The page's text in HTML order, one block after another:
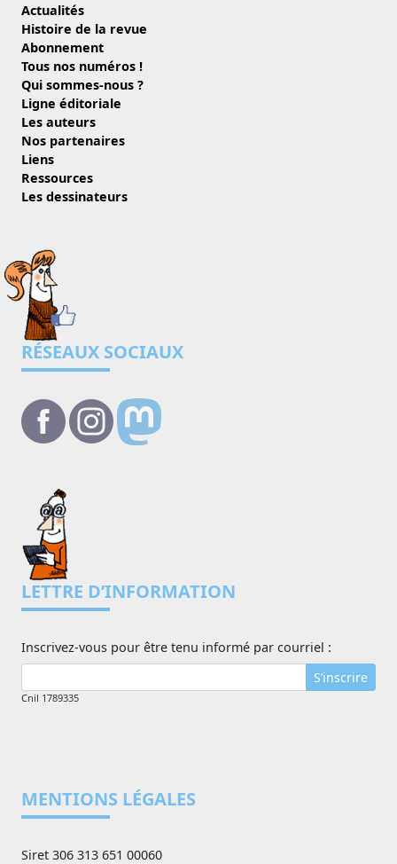
Actualités
Histoire de la revue
Abonnement
Tous nos numéros !
Qui sommes-nous ?
Ligne éditoriale
Les auteurs
Nos partenaires
Liens
Ressources
Les dessinateurs
RÉSEAUX SOCIAUX
LETTRE D’INFORMATION
Inscrivez-vous pour être tenu informé par courriel :
S’inscrire
Cnil 1789335
MENTIONS LÉGALES
Siret 306 313 651 00060